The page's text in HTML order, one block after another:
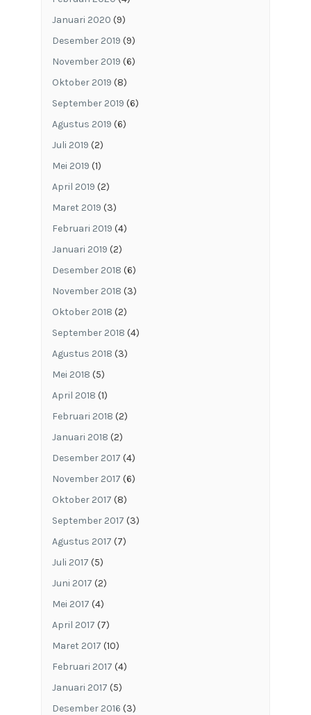
Januari 2020 (9)
Desember 2019 (9)
November 2019 (6)
Oktober 2019 (8)
September 2019 (6)
Agustus 2019 (6)
Juli 2019 (2)
Mei 2019 (1)
April 2019 (2)
Maret 2019 (3)
Februari 2019 (4)
Januari 2019 (2)
Desember 2018 (6)
November 2018 (3)
Oktober 2018 (2)
September 2018 (4)
Agustus 2018 (3)
Mei 2018 (5)
April 2018 (1)
Februari 2018 (2)
Januari 2018 (2)
Desember 2017 (4)
November 2017 (6)
Oktober 2017 (8)
September 2017 (3)
Agustus 2017 (7)
Juli 2017 (5)
Juni 2017 (2)
Mei 2017 (4)
April 2017 (7)
Maret 2017 (10)
Februari 2017 (4)
Januari 2017 (5)
Desember 2016 (3)